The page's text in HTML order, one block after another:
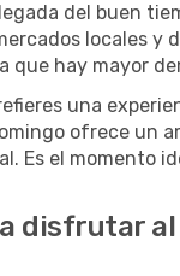
del buen
locales
que hay mayor
una
ofrece un
Es el momento
disfrutar